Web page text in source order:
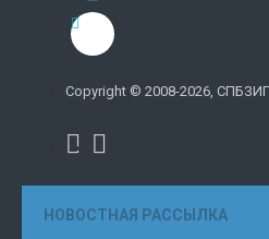
Copyright © 2008-2026,
НОВОСТНАЯ РАССЫЛКА